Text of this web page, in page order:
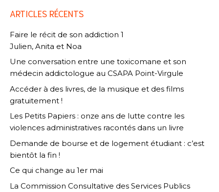
ARTICLES RÉCENTS
Faire le récit de son addiction 1
Julien, Anita et Noa
Une conversation entre une toxicomane et son
médecin addictologue au CSAPA Point-Virgule
Accéder à des livres, de la musique et des films
gratuitement !
Les Petits Papiers : onze ans de lutte contre les
violences administratives racontés dans un livre
Demande de bourse et de logement étudiant : c’est
bientôt la fin !
Ce qui change au 1er mai
La Commission Consultative des Services Publics